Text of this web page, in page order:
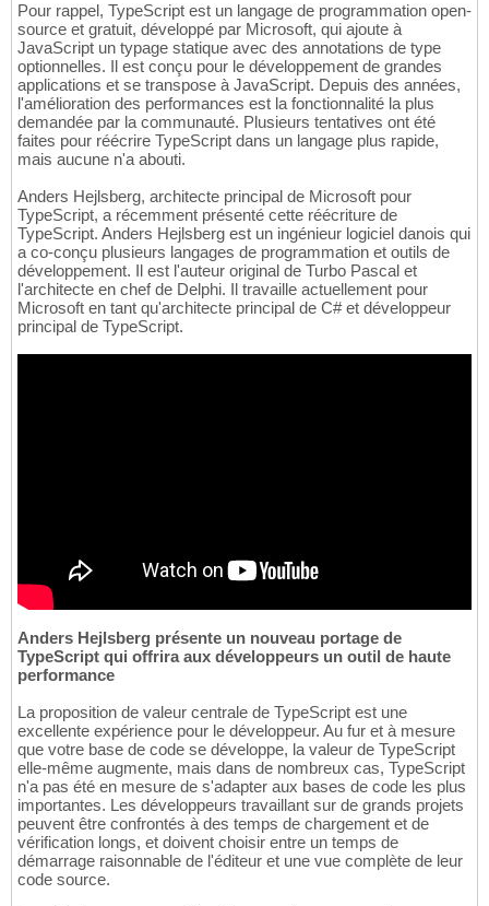
Pour rappel, TypeScript est un langage de programmation open-
source et gratuit, développé par Microsoft, qui ajoute à
JavaScript un typage statique avec des annotations de type
optionnelles. Il est conçu pour le développement de grandes
applications et se transpose à JavaScript. Depuis des années,
l'amélioration des performances est la fonctionnalité la plus
demandée par la communauté. Plusieurs tentatives ont été
faites pour réécrire TypeScript dans un langage plus rapide,
mais aucune n'a abouti.
Anders Hejlsberg, architecte principal de Microsoft pour
TypeScript, a récemment présenté cette réécriture de
TypeScript. Anders Hejlsberg est un ingénieur logiciel danois qui
a co-conçu plusieurs langages de programmation et outils de
développement. Il est l'auteur original de Turbo Pascal et
l'architecte en chef de Delphi. Il travaille actuellement pour
Microsoft en tant qu'architecte principal de C# et développeur
principal de TypeScript.
Anders Hejlsberg présente un nouveau portage de
TypeScript qui offrira aux développeurs un outil de haute
performance
La proposition de valeur centrale de TypeScript est une
excellente expérience pour le développeur. Au fur et à mesure
que votre base de code se développe, la valeur de TypeScript
elle-même augmente, mais dans de nombreux cas, TypeScript
n'a pas été en mesure de s'adapter aux bases de code les plus
importantes. Les développeurs travaillant sur de grands projets
peuvent être confrontés à des temps de chargement et de
vérification longs, et doivent choisir entre un temps de
démarrage raisonnable de l'éditeur et une vue complète de leur
code source.